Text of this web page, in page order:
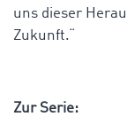
uns dieser
Zukunft.“
Zur Serie: